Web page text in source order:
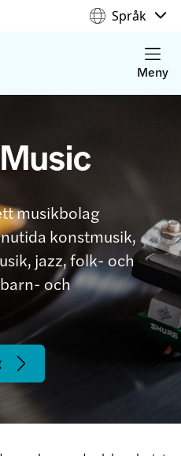
Språk
Meny
musikbolag
konstmusik,
jazz, folk- och
och